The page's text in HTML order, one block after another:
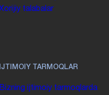
talabalar
IJTIMOIY TARMOQLAR
Bizning ijtimoiy tarmoqlarda